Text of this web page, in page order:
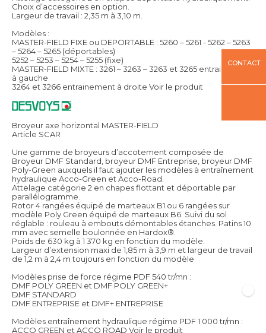
Choix d’accessoires en option.
Largeur de travail : 2,35 m à 3,10 m.
Modèles :
MASTER-FIELD FIXE ou DEPORTABLE : 5260 – 5261 - 5262 – 5263
– 5264 – 5265 (déportables)
5252 – 5253 – 5254 – 5255 (fixe)
MASTER-FIELD MIXTE : 3261 – 3263 – 3263 et 3265 entrainement
à gauche
3264 et 3266 entrainement à droite Voir le produit
Broyeur axe horizontal MASTER-FIELD
Article SCAR
Une gamme de broyeurs d’accotement composée de
Broyeur DMF Standard, broyeur DMF Entreprise, broyeur DMF
Poly-Green auxquels il faut ajouter les modèles à entraînement
hydraulique Acco-Green et Acco-Road.
Attelage catégorie 2 en chapes flottant et déportable par
parallélogramme.
Rotor 4 rangées équipé de marteaux B1 ou 6 rangées sur
modèle Poly Green équipé de marteaux B6. Suivi du sol
réglable : rouleau à embouts démontables étanches. Patins 10
mm avec semelle boulonnée en Hardox®.
Poids de 630 kg à 1 370 kg en fonction du modèle.
Largeur d’extension maxi de 1,85 m à 3,9 m et largeur de travail
de 1,2 m à 2,4 m toujours en fonction du modèle
Modèles prise de force régime PDF 540 tr/mn :
DMF POLY GREEN et DMF POLY GREEN+
DMF STANDARD
DMF ENTREPRISE et DMF+ ENTREPRISE
Modèles entraînement hydraulique régime PDF 1 000 tr/mn :
ACCO GREEN et ACCO ROAD Voir le produit
CONTACT